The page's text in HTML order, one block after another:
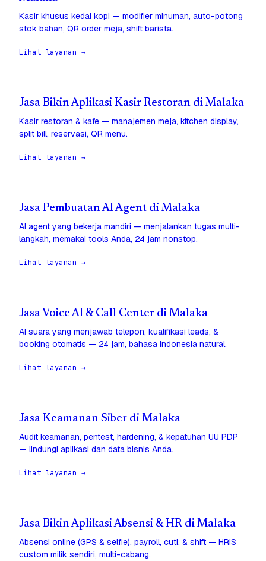
Kasir khusus kedai kopi — modifier minuman, auto-potong
stok bahan, QR order meja, shift barista.
Lihat layanan →
Jasa Bikin Aplikasi Kasir Restoran di Malaka
Kasir restoran & kafe — manajemen meja, kitchen display,
split bill, reservasi, QR menu.
Lihat layanan →
Jasa Pembuatan AI Agent di Malaka
AI agent yang bekerja mandiri — menjalankan tugas multi-
langkah, memakai tools Anda, 24 jam nonstop.
Lihat layanan →
Jasa Voice AI & Call Center di Malaka
AI suara yang menjawab telepon, kualifikasi leads, &
booking otomatis — 24 jam, bahasa Indonesia natural.
Lihat layanan →
Jasa Keamanan Siber di Malaka
Audit keamanan, pentest, hardening, & kepatuhan UU PDP
— lindungi aplikasi dan data bisnis Anda.
Lihat layanan →
Jasa Bikin Aplikasi Absensi & HR di Malaka
Absensi online (GPS & selfie), payroll, cuti, & shift — HRIS
custom milik sendiri, multi-cabang.